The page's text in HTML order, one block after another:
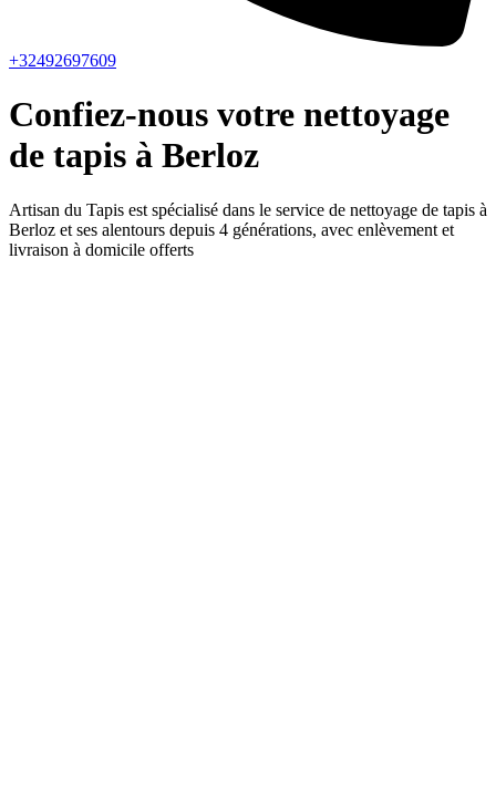
+32492697609
Confiez-nous votre nettoyage
de tapis à Berloz
Artisan du Tapis est spécialisé dans le service de nettoyage de tapis à
Berloz et ses alentours depuis 4 générations, avec enlèvement et
livraison à domicile offerts